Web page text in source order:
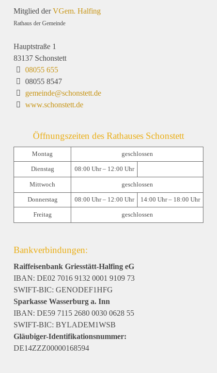
Mitglied derVGem. Halfing
Rathaus der Gemeinde
Hauptstraße 1
83137 Schonstett
08055 655
08055 8547
gemeinde@schonstett.de
www.schonstett.de
Öffnungszeiten des Rathauses Schonstett
Montag geschlossen
Dienstag 08:00 Uhr – 12:00 Uhr
Mittwoch geschlossen
Donnerstag 08:00 Uhr – 12:00 Uhr 14:00 Uhr – 18:00 Uhr
Freitag geschlossen
Bankverbindungen:
Raiffeisenbank Griesstätt-Halfing eG
IBAN: DE02 7016 9132 0001 9109 73
SWIFT-BIC: GENODEF1HFG
Sparkasse Wasserburg a. Inn
IBAN: DE59 7115 2680 0030 0628 55
SWIFT-BIC: BYLADEM1WSB
Gläubiger-Identifikationsnummer:
DE14ZZZ00000168594